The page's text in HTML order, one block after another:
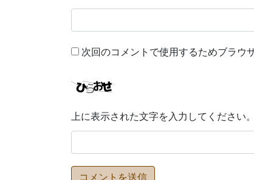
次回のコメントで使用するためブラウ
上に表示された文字を入力してください。